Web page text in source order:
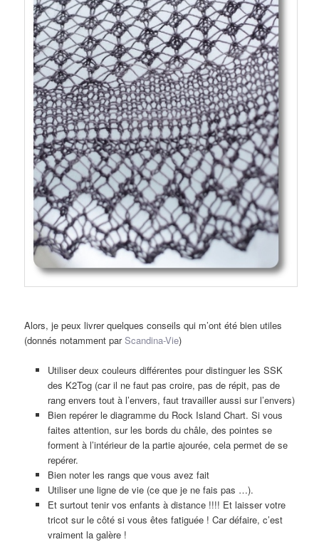
Alors, je peux livrer quelques conseils qui m’ont été bien utiles
(donnés notamment parScandina-Vie)
Utiliser deux couleurs différentes pour distinguer les SSK
des K2Tog (car il ne faut pas croire, pas de répit, pas de
rang envers tout à l’envers, faut travailler aussi sur l’envers)
Bien repérer le diagramme du Rock Island Chart. Si vous
faites attention, sur les bords du châle, des pointes se
forment à l’intérieur de la partie ajourée, cela permet de se
repérer.
Bien noter les rangs que vous avez fait
Utiliser une ligne de vie (ce que je ne fais pas …).
Et surtout tenir vos enfants à distance !!!! Et laisser votre
tricot sur le côté si vous êtes fatiguée ! Car défaire, c’est
vraiment la galère !